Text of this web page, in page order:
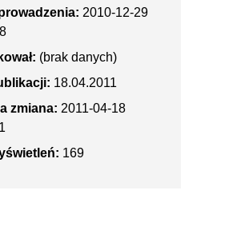
2010-12-29
(brak danych)
18.04.2011
zmiana: 2011-04-18
169